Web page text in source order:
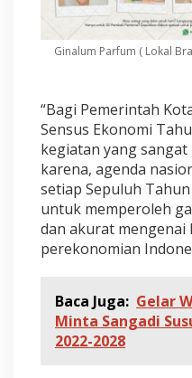
Ginalum Parfum ( Lokal
“Bagi Pemerintah
Sensus Ekonomi
kegiatan yang
karena, agenda
setiap Sepuluh
untuk memperoleh
dan akurat
perekonomian
Baca Juga: Gelar
Minta Sangadi
2022-2028